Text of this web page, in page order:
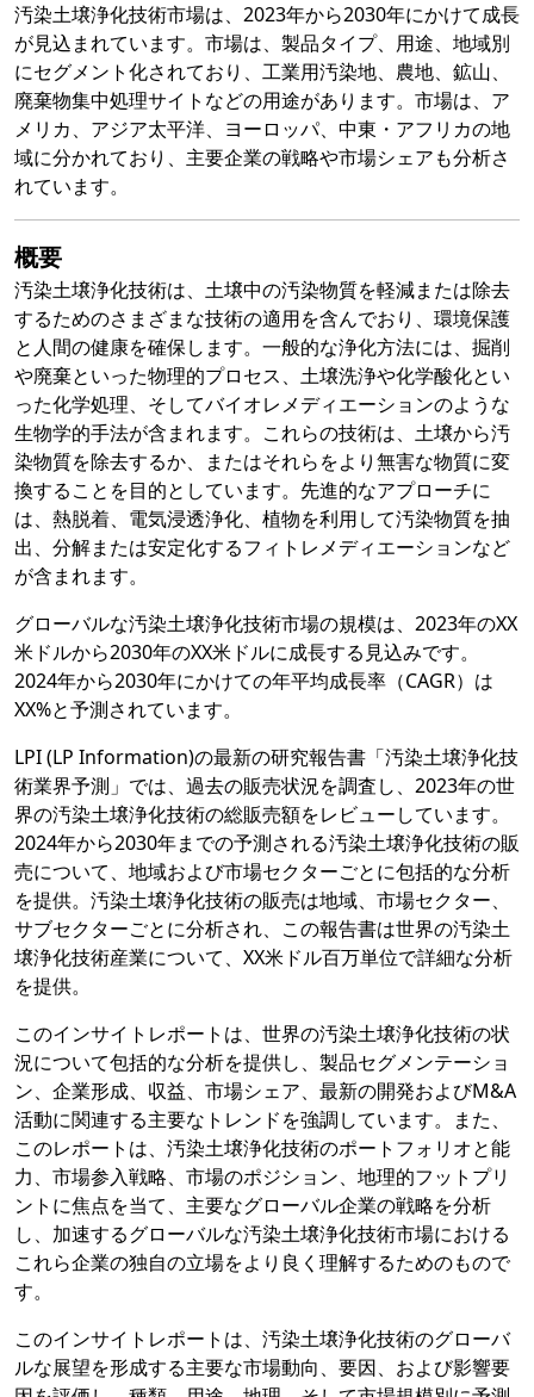
汚染土壌浄化技術市場は、2023年から2030年にかけて成長
が見込まれています。市場は、製品タイプ、用途、地域別
にセグメント化されており、工業用汚染地、農地、鉱山、
廃棄物集中処理サイトなどの用途があります。市場は、ア
メリカ、アジア太平洋、ヨーロッパ、中東・アフリカの地
域に分かれており、主要企業の戦略や市場シェアも分析さ
れています。
概要
汚染土壌浄化技術は、土壌中の汚染物質を軽減または除去
するためのさまざまな技術の適用を含んでおり、環境保護
と人間の健康を確保します。一般的な浄化方法には、掘削
や廃棄といった物理的プロセス、土壌洗浄や化学酸化とい
った化学処理、そしてバイオレメディエーションのような
生物学的手法が含まれます。これらの技術は、土壌から汚
染物質を除去するか、またはそれらをより無害な物質に変
換することを目的としています。先進的なアプローチに
は、熱脱着、電気浸透浄化、植物を利用して汚染物質を抽
出、分解または安定化するフィトレメディエーションなど
が含まれます。
グローバルな汚染土壌浄化技術市場の規模は、2023年のXX
米ドルから2030年のXX米ドルに成長する見込みです。
2024年から2030年にかけての年平均成長率（CAGR）は
XX%と予測されています。
LPI (LP Information)の最新の研究報告書「汚染土壌浄化技
術業界予測」では、過去の販売状況を調査し、2023年の世
界の汚染土壌浄化技術の総販売額をレビューしています。
2024年から2030年までの予測される汚染土壌浄化技術の販
売について、地域および市場セクターごとに包括的な分析
を提供。汚染土壌浄化技術の販売は地域、市場セクター、
サブセクターごとに分析され、この報告書は世界の汚染土
壌浄化技術産業について、XX米ドル百万単位で詳細な分析
を提供。
このインサイトレポートは、世界の汚染土壌浄化技術の状
況について包括的な分析を提供し、製品セグメンテーショ
ン、企業形成、収益、市場シェア、最新の開発およびM&A
活動に関連する主要なトレンドを強調しています。また、
このレポートは、汚染土壌浄化技術のポートフォリオと能
力、市場参入戦略、市場のポジション、地理的フットプリ
ントに焦点を当て、主要なグローバル企業の戦略を分析
し、加速するグローバルな汚染土壌浄化技術市場における
これら企業の独自の立場をより良く理解するためのもので
す。
このインサイトレポートは、汚染土壌浄化技術のグローバ
ルな展望を形成する主要な市場動向、要因、および影響要